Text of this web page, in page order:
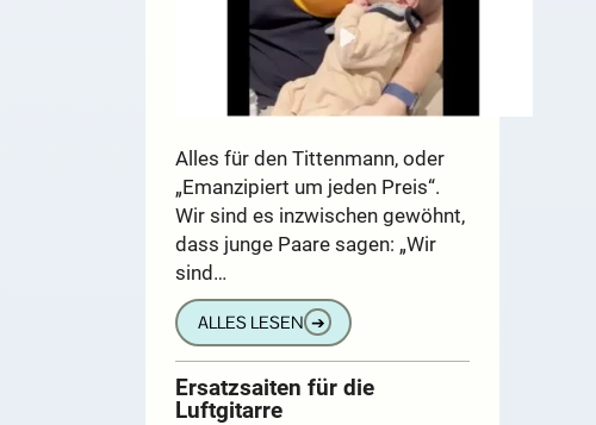
Alles für den Tittenmann, oder
„Emanzipiert um jeden Preis“.
Wir sind es inzwischen gewöhnt,
dass junge Paare sagen: „Wir
sind…
ALLES LESEN ➔
Ersatzsaiten für die
Luftgitarre